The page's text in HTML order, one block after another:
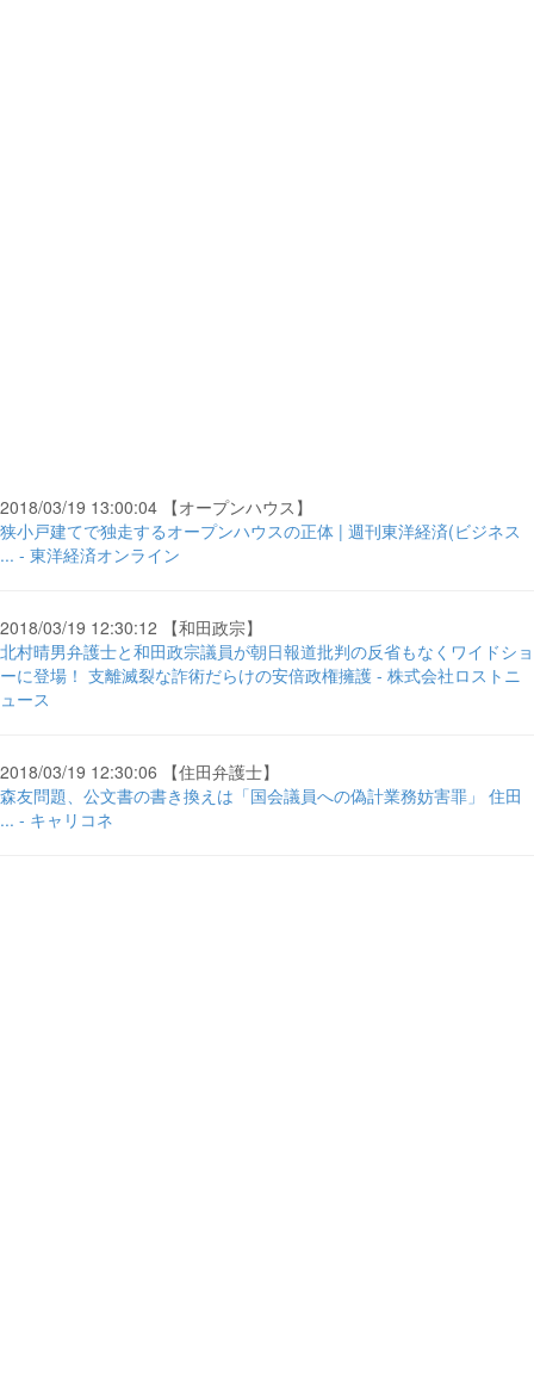
2018/03/19 13:00:04 【オープンハウス】
狭小戸建てで独走するオープンハウスの正体 | 週刊東洋経済(ビジネス
... - 東洋経済オンライン
2018/03/19 12:30:12 【和田政宗】
北村晴男弁護士と和田政宗議員が朝日報道批判の反省もなくワイドショ
ーに登場！ 支離滅裂な詐術だらけの安倍政権擁護 - 株式会社ロストニ
ュース
2018/03/19 12:30:06 【住田弁護士】
森友問題、公文書の書き換えは「国会議員への偽計業務妨害罪」 住田
... - キャリコネ